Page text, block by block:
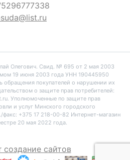
Олегович. Cвид. № 695 от 2 мая 2003
19 июня 2003 года УНН 190445950
обращения покупателей о нарушении их
о защите прав потребителей:
Уполномоченные по защите прав
и услуг Минского городского
факс: +375 17 218-00-82 Интернет-магазин
20 мая 2022 года.